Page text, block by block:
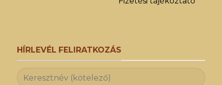
HÍRLEVÉL FELIRATKOZÁS